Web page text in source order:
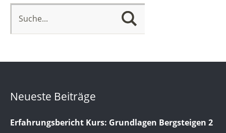
Neueste Beiträge
Erfahrungsbericht Kurs: Grundlagen Bergsteigen 2